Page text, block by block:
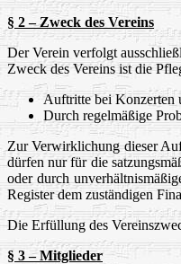
§ 2 – Zweck des Vereins
Der Verein verfolgt
Zweck des Vereins ist die
Auftritte bei Konzerten
Durch regelmäßige
Zur Verwirklichung dieser
dürfen nur für die
oder durch
Register dem zuständigen
Die Erfüllung des
§ 3 – Mitglieder